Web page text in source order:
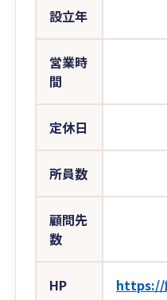
設立年
営業時
間
定休日
所員数
顧問先
数
HP https://